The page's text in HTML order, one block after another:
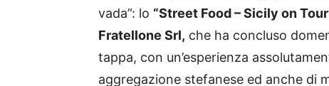
vada”: lo “Street Food – Sicily on
Fratellone Srl, che ha concluso
tappa, con un’esperienza
aggregazione stefanese ed anche di